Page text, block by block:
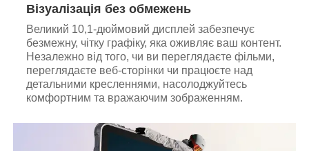
Візуалізація без обмежень
Великий 10,1-дюймовий дисплей забезпечує
безмежну, чітку графіку, яка оживляє ваш контент.
Незалежно від того, чи ви переглядаєте фільми,
переглядаєте веб-сторінки чи працюєте над
детальними кресленнями, насолоджуйтесь
комфортним та вражаючим зображенням.